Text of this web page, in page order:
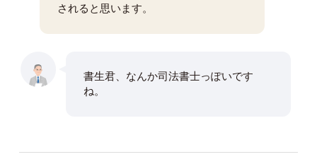
されると思います。
書生君、なんか司法書士っぽいです
ね。